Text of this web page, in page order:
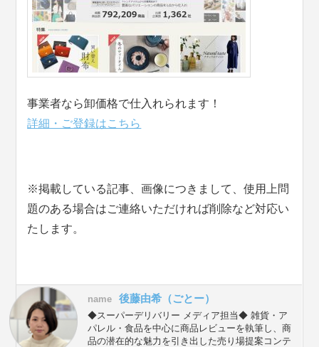
事業者なら卸価格で仕入れられます！
詳細・ご登録はこちら
※掲載している記事、画像につきまして、使用上問
題のある場合はご連絡いただければ削除など対応い
たします。
name 後藤由希（ごとー）
◆スーパーデリバリー メディア担当◆ 雑貨・ア
パレル・食品を中心に商品レビューを執筆し、商
品の潜在的な魅力を引き出した売り場提案コンテ